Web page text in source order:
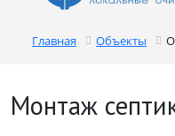
Главная Объекты
Монтаж